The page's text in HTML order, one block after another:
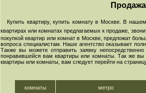
Купить квартиру, купить комнату в Москве. В
квартирах или комнатах предлагаемых к продаже,
покупкой квартир или комнат в Москве, предложат
вопроса специалистам. Наше агентство оказывает
Также вы можете отправить заявку
понравившейся вам квартиры или комнаты. Так же вы
квартиры или комнаты, вам следует перейти на
комнаты метро